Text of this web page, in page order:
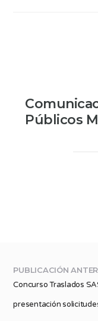
Públicos
PUBLICACIÓN
Concurso Traslados
presentación